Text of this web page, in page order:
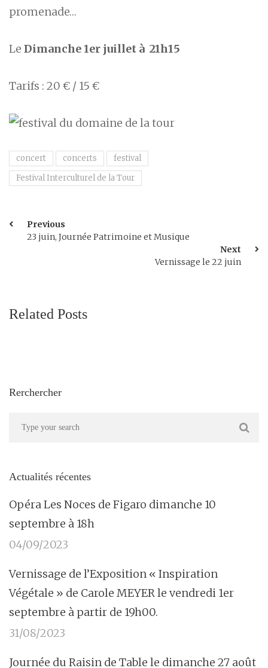
promenade…
Le Dimanche 1er juillet à 21h15
Tarifs : 20 € / 15 €
concert concerts
festival
Festival Interculturel de la Tour
Previous
23 juin, Journée Patrimoine et Musique
Next
Vernissage le 22 juin
Related Posts
Rerchercher
Actualités récentes
Opéra Les Noces de Figaro dimanche 10
septembre à 18h
04/09/2023
Vernissage de l’Exposition « Inspiration
Végétale » de Carole MEYER le vendredi 1er
septembre à partir de 19h00.
31/08/2023
Journée du Raisin de Table le dimanche 27 août